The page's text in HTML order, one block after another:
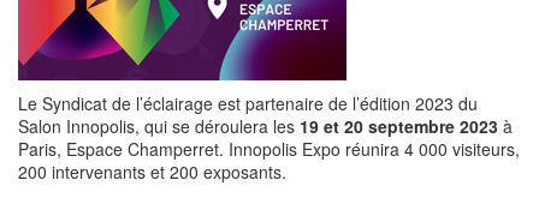
Le Syndicat de l’éclairage est partenaire de l’édition 2023 du
Salon Innopolis, qui se déroulera les 19 et 20 septembre 2023 à
Paris, Espace Champerret. Innopolis Expo réunira 4 000 visiteurs,
200 intervenants et 200 exposants.